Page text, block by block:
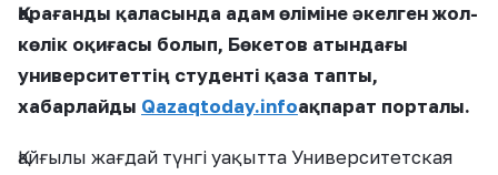
Қарағанды қаласында адам өліміне әкелген жол-
көлік оқиғасы болып, Бөкетов атындағы
университеттің студенті қаза тапты,
хабарлайды Qazaqtoday.infoақпарат порталы.
Қайғылы жағдай түнгі уақытта Университетская